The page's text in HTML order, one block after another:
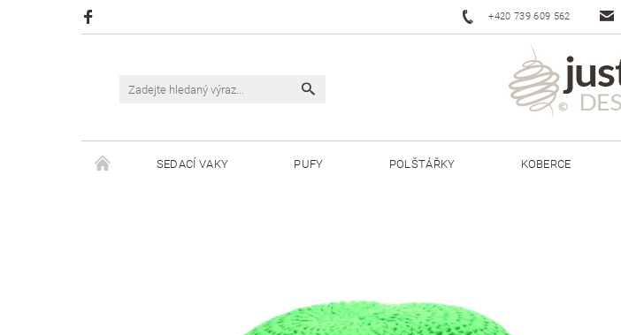
+420 739 609 562
SEDACÍ VAKY PUFY POLŠTÁŘKY KOBERCE